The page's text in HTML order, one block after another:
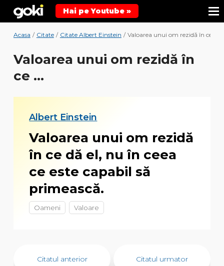
Hai pe Youtube »
Acasa / Citate / Citate Albert Einstein / Valoarea unui om rezidă în ce ...
Valoarea unui om rezidă în
ce ...
Albert Einstein
Valoarea unui om rezidă
în ce dă el, nu în ceea
ce este capabil să
primească.
Oameni Valoare
Citatul anterior Citatul urmator